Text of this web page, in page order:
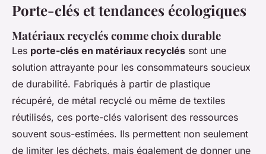
Porte-clés et tendances écologiques
Matériaux recyclés comme choix durable
Les porte-clés en matériaux recyclés sont une
solution attrayante pour les consommateurs soucieux
de durabilité. Fabriqués à partir de plastique
récupéré, de métal recyclé ou même de textiles
réutilisés, ces porte-clés valorisent des ressources
souvent sous-estimées. Ils permettent non seulement
de limiter les déchets, mais également de donner une